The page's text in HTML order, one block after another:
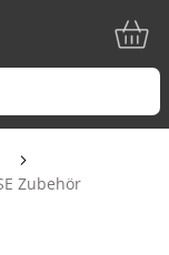
Zubehör